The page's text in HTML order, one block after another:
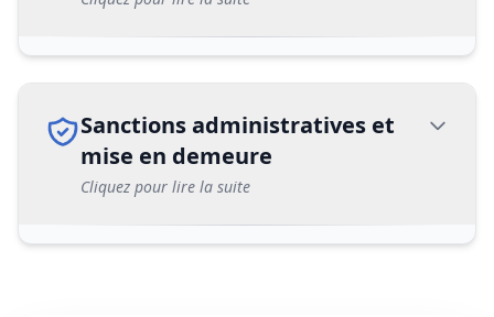
Sanctions administratives et
mise en demeure
Cliquez pour lire la suite